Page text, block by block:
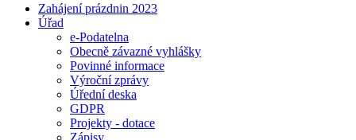
Zahájení prázdnin 2023
Úřad
e-Podatelna
Obecně závazné vyhlášky
Povinné informace
Výroční zprávy
Úřední deska
GDPR
Projekty - dotace
Zápisy